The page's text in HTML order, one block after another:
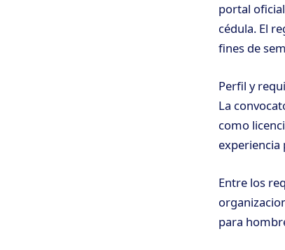
portal
cédula. El
fines de
Perfil y
La
como
experiencia
Entre los
para